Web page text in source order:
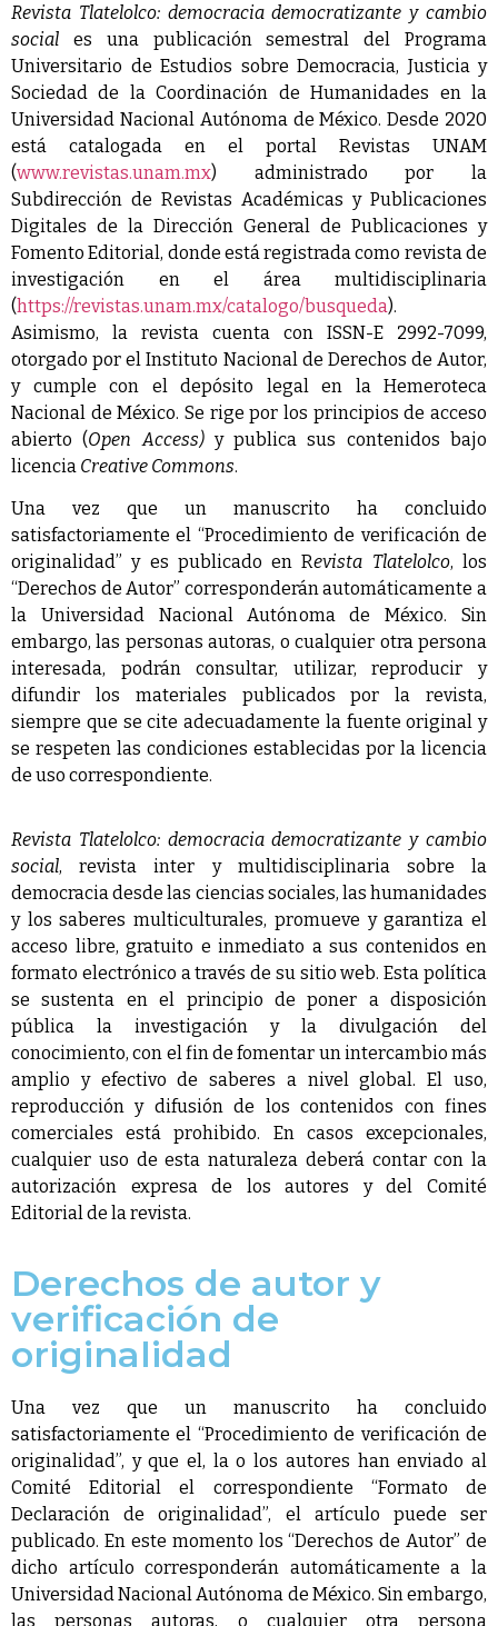
Revista Tlatelolco: democracia democratizante y cambio
social es una publicación semestral del Programa
Universitario de Estudios sobre Democracia, Justicia y
Sociedad de la Coordinación de Humanidades en la
Universidad Nacional Autónoma de México. Desde 2020
está catalogada en el portal Revistas UNAM
(www.revistas.unam.mx) administrado por la
Subdirección de Revistas Académicas y Publicaciones
Digitales de la Dirección General de Publicaciones y
Fomento Editorial, donde está registrada como revista de
investigación en el área multidisciplinaria
(https://revistas.unam.mx/catalogo/busqueda).
Asimismo, la revista cuenta con ISSN-E 2992-7099,
otorgado por el Instituto Nacional de Derechos de Autor,
y cumple con el depósito legal en la Hemeroteca
Nacional de México. Se rige por los principios de acceso
abierto (Open Access) y publica sus contenidos bajo
licencia Creative Commons.
Una vez que un manuscrito ha concluido
satisfactoriamente el “Procedimiento de verificación de
originalidad” y es publicado en Revista Tlatelolco, los
“Derechos de Autor” corresponderán automáticamente a
la Universidad Nacional Autónoma de México. Sin
embargo, las personas autoras, o cualquier otra persona
interesada, podrán consultar, utilizar, reproducir y
difundir los materiales publicados por la revista,
siempre que se cite adecuadamente la fuente original y
se respeten las condiciones establecidas por la licencia
de uso correspondiente.
Revista Tlatelolco: democracia democratizante y cambio
social, revista inter y multidisciplinaria sobre la
democracia desde las ciencias sociales, las humanidades
y los saberes multiculturales, promueve y garantiza el
acceso libre, gratuito e inmediato a sus contenidos en
formato electrónico a través de su sitio web. Esta política
se sustenta en el principio de poner a disposición
pública la investigación y la divulgación del
conocimiento, con el fin de fomentar un intercambio más
amplio y efectivo de saberes a nivel global. El uso,
reproducción y difusión de los contenidos con fines
comerciales está prohibido. En casos excepcionales,
cualquier uso de esta naturaleza deberá contar con la
autorización expresa de los autores y del Comité
Editorial de la revista.
Derechos de autor y
verificación de
originalidad
Una vez que un manuscrito ha concluido
satisfactoriamente el “Procedimiento de verificación de
originalidad”, y que el, la o los autores han enviado al
Comité Editorial el correspondiente “Formato de
Declaración de originalidad”, el artículo puede ser
publicado. En este momento los “Derechos de Autor” de
dicho artículo corresponderán automáticamente a la
Universidad Nacional Autónoma de México. Sin embargo,
las personas autoras, o cualquier otra persona